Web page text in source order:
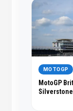
MOTOGP
MotoGP